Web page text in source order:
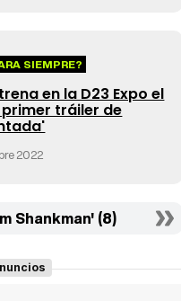
SIEMPRE?
en la D23 Expo el
tráiler de
2022
Shankman' (8)